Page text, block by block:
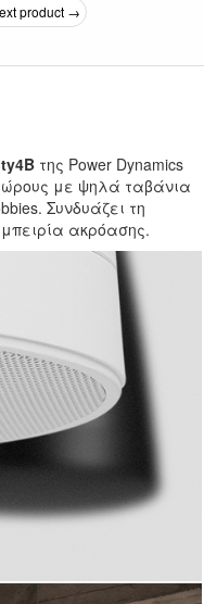
product →
της Power Dynamics
με ψηλά ταβάνια
Συνδυάζει τη
ακρόασης.